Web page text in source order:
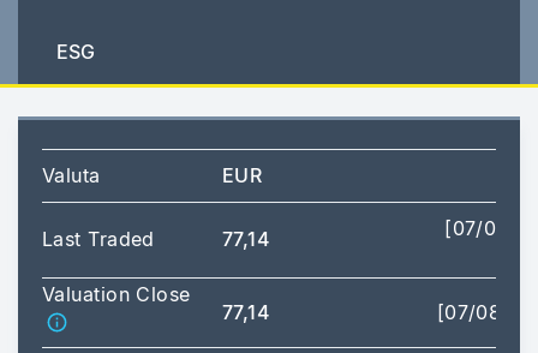
ESG
Valuta EUR
Last Traded 77,14
[07/08/
Valuation Close
77,14 [07/08/